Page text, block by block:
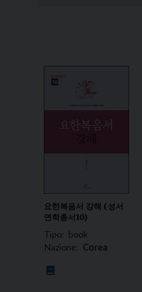
요한복음서 강해 (성서
연학총서10)
Tipo: book
Nazione: Corea